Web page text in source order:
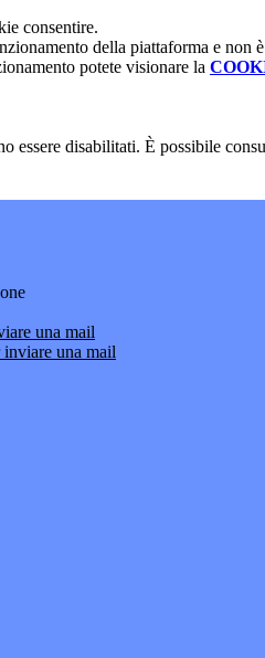
consentire.
della piattaforma e non
potete visionare la
essere disabilitati. È possibile
una mail
una mail